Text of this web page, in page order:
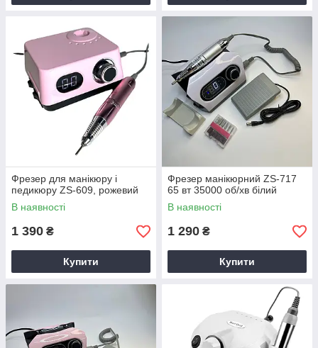
Фрезер для манікюру і
педикюру ZS-609, рожевий
В наявності
1 390 ₴
Купити
Фрезер манікюрний ZS-717
65 вт 35000 об/хв білий
В наявності
1 290 ₴
Купити